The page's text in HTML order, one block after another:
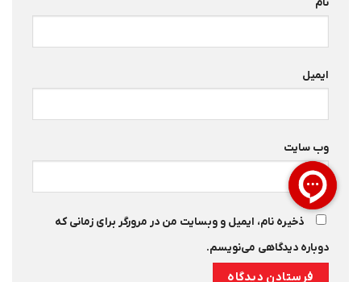
نام
ایمیل
وب‌ سایت
ذخیره نام، ایمیل و وبسایت من در مرورگر برای زمانی که
دوباره دیدگاهی می‌نویسم.